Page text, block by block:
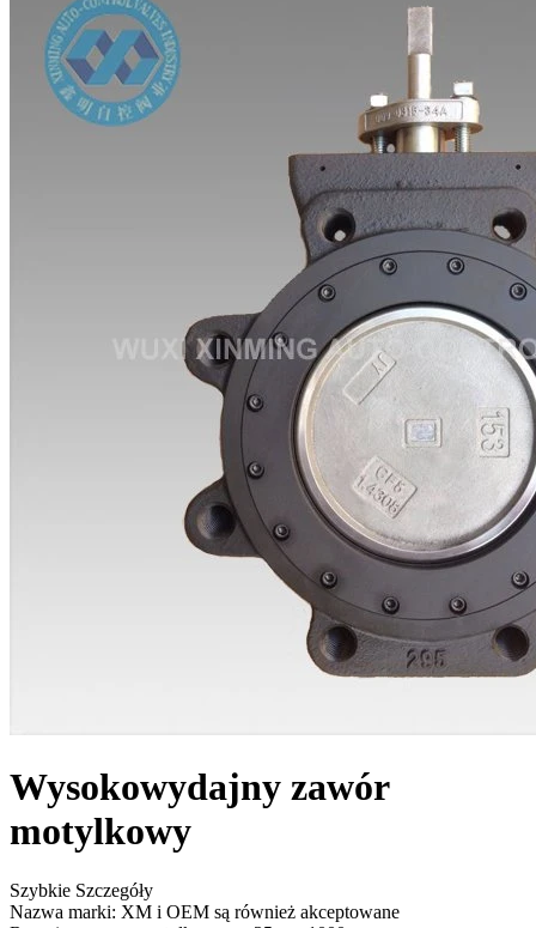
Wysokowydajny zawór
motylkowy
Szybkie Szczegóły
Nazwa marki: XM i OEM są również akceptowane